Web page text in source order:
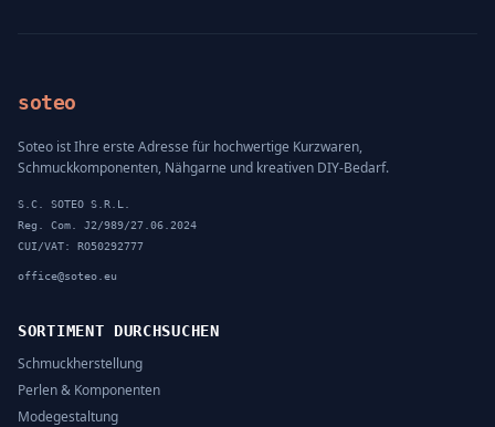
soteo
Soteo ist Ihre erste Adresse für hochwertige Kurzwaren,
Schmuckkomponenten, Nähgarne und kreativen DIY-Bedarf.
S.C. SOTEO S.R.L.
Reg. Com. J2/989/27.06.2024
CUI/VAT: RO50292777
office@soteo.eu
SORTIMENT DURCHSUCHEN
Schmuckherstellung
Perlen & Komponenten
Modegestaltung